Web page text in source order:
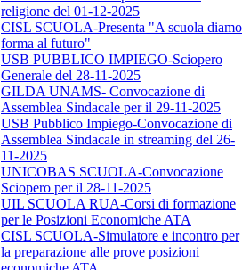
religione del 01-12-2025
CISL SCUOLA-Presenta "A scuola diamo
forma al futuro"
USB PUBBLICO IMPIEGO-Sciopero
Generale del 28-11-2025
GILDA UNAMS- Convocazione di
Assemblea Sindacale per il 29-11-2025
USB Pubblico Impiego-Convocazione di
Assemblea Sindacale in streaming del 26-
11-2025
UNICOBAS SCUOLA-Convocazione
Sciopero per il 28-11-2025
UIL SCUOLA RUA-Corsi di formazione
per le Posizioni Economiche ATA
CISL SCUOLA-Simulatore e incontro per
la preparazione alle prove posizioni